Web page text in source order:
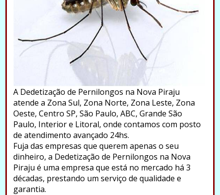
A Dedetização de Pernilongos na Nova Piraju
atende a Zona Sul, Zona Norte, Zona Leste, Zona
Oeste, Centro SP, São Paulo, ABC, Grande São
Paulo, Interior e Litoral, onde contamos com posto
de atendimento avançado 24hs.
Fuja das empresas que querem apenas o seu
dinheiro, a Dedetização de Pernilongos na Nova
Piraju é uma empresa que está no mercado há 3
décadas, prestando um serviço de qualidade e
garantia.